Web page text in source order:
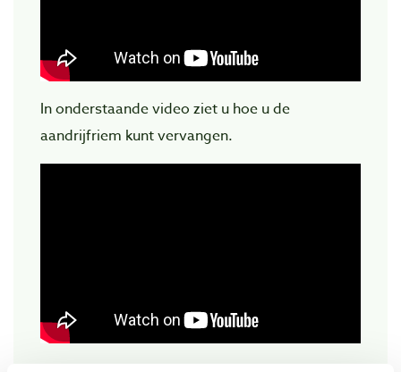
In onderstaande video ziet u hoe u de
aandrijfriem kunt vervangen.